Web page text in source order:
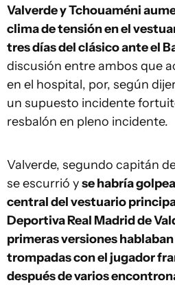
Valverde y Tchouaméni
clima de tensión en el
tres días del clásico ante el
discusión entre ambos que
en el hospital, por, según
un supuesto incidente
resbalón en pleno incidente.
Valverde, segundo capitán
se escurrió yse habría
central del vestuario
Deportiva Real Madrid de
primeras versiones hablaban
trompadas con el jugador
después de varios